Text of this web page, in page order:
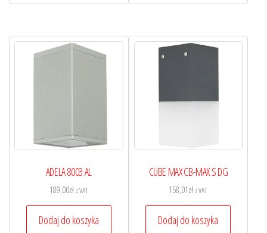
ADELA 8003 AL
189,00zł z VAT
Dodaj do koszyka
CUBE MAX CB-MAX S DG
158,01zł z VAT
Dodaj do koszyka